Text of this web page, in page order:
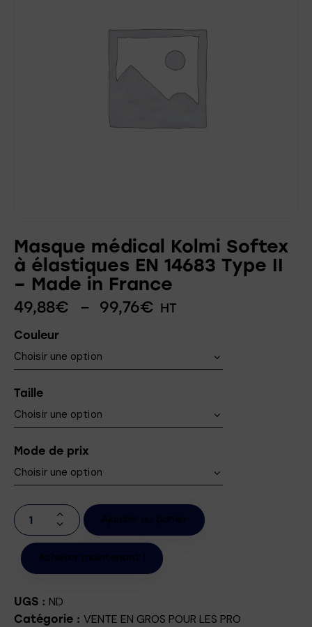
Masque médical Kolmi Softex
à élastiques EN 14683 Type II
– Made in France
49,88€ – 99,76€ HT
Couleur
Taille
Mode de prix
Ajouter au panier
Acheter maintenant !
UGS : ND
Catégorie : VENTE EN GROS POUR LES PRO